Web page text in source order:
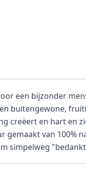
een bijzonder
buitengewone,
creëert en hart en
gemaakt van 100%
simpelweg